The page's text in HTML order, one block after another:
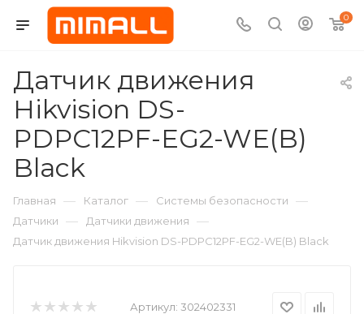
0
Датчик движения
Hikvision DS-
PDPC12PF-EG2-WE(B)
Black
Главная — Каталог — Системы безопасности —
Датчики — Датчики движения —
Датчик движения Hikvision DS-PDPC12PF-EG2-WE(B) Black
Артикул: 302402331